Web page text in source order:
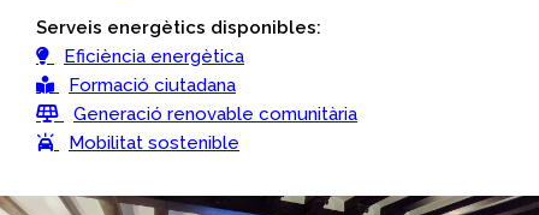
Serveis energètics disponibles:
Eficiència energètica
Formació ciutadana
Generació renovable comunitària
Mobilitat sostenible